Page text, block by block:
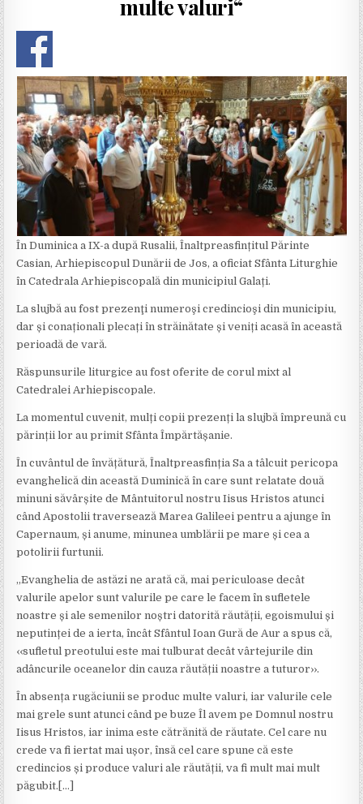
I
multe valuri“
În Duminica a IX-a după Rusalii, Înaltpreasfințitul Părinte
Casian, Arhiepiscopul Dunării de Jos, a oficiat Sfânta Liturghie
în Catedrala Arhiepiscopală din municipiul Galați.
La slujbă au fost prezenţi numeroşi credincioşi din municipiu,
dar și conaționali plecați în străinătate și veniți acasă în această
perioadă de vară.
Răspunsurile liturgice au fost oferite de corul mixt al
Catedralei Arhiepiscopale.
La momentul cuvenit, mulți copii prezenți la slujbă împreună cu
părinții lor au primit Sfânta Împărtășanie.
În cuvântul de învățătură, Înaltpreasfinția Sa a tâlcuit pericopa
evanghelică din această Duminică în care sunt relatate două
minuni săvârșite de Mântuitorul nostru Iisus Hristos atunci
când Apostolii traversează Marea Galileei pentru a ajunge în
Capernaum, și anume, minunea umblării pe mare și cea a
potolirii furtunii.
„Evanghelia de astăzi ne arată că, mai periculoase decât
valurile apelor sunt valurile pe care le facem în sufletele
noastre și ale semenilor noștri datorită răutății, egoismului și
neputinței de a ierta, încât Sfântul Ioan Gură de Aur a spus că,
‹‹sufletul preotului este mai tulburat decât vârtejurile din
adâncurile oceanelor din cauza răutății noastre a tuturor››.
În absența rugăciunii se produc multe valuri, iar valurile cele
mai grele sunt atunci când pe buze Îl avem pe Domnul nostru
Iisus Hristos, iar inima este cătrănită de răutate. Cel care nu
crede va fi iertat mai ușor, însă cel care spune că este
credincios și produce valuri ale răutății, va fi mult mai mult
păgubit.[…]